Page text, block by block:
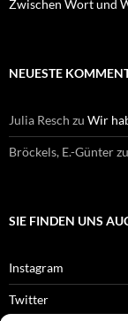
Zwischen Wort und
NEUESTE
Julia Resch zu Wir
Bröckels, E.-Günterzu
SIE FINDEN UNS
Instagram
Twitter